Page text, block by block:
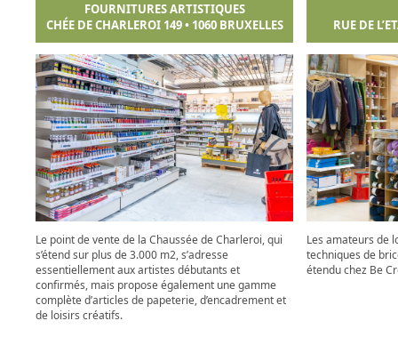
FOURNITURES ARTISTIQUES
CHÉE DE CHARLEROI 149 • 1060 BRUXELLES
Le point de vente de la Chaussée de Charleroi, qui
s’étend sur plus de 3.000 m2, s’adresse
essentiellement aux artistes débutants et
confirmés, mais propose également une gamme
complète d’articles de papeterie, d’encadrement et
de loisirs créatifs.
RUE DE
Les amateurs de
techniques de
étendu chez Be